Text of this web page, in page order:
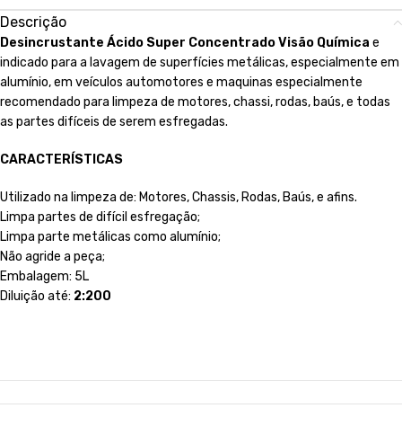
Descrição
Desincrustante Ácido Super Concentrado Visão Química e
indicado para a lavagem de superfícies metálicas, especialmente em
alumínio, em veículos automotores e maquinas especialmente
recomendado para limpeza de motores, chassi, rodas, baús, e todas
as partes difíceis de serem esfregadas.
CARACTERÍSTICAS
Utilizado na limpeza de: Motores, Chassis, Rodas, Baús, e afins.
Limpa partes de difícil esfregação;
Limpa parte metálicas como alumínio;
Não agride a peça;
Embalagem: 5L
Diluição até: 2:200